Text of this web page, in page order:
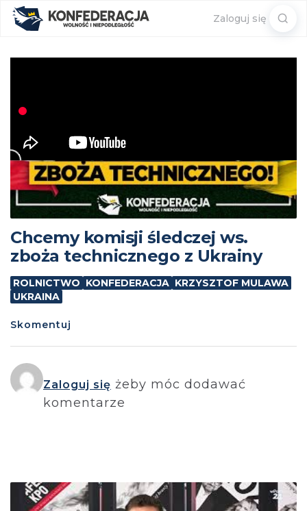
Zaloguj się
Chcemy komisji śledczej ws.
zboża technicznego z Ukrainy
ROLNICTWO KONFEDERACJA KRZYSZTOF MULAWA
UKRAINA
Skomentuj
Zaloguj się żeby móc dodawać
komentarze